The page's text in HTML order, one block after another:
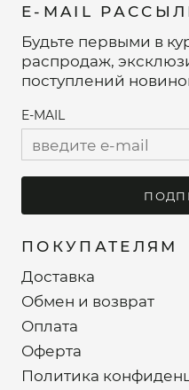
ПОКУПАТЕЛЯМ
Доставка
Обмен и возврат
Оплата
Оферта
Политика
E-MAIL
Будьте первыми в
распродаж,
поступлений
E-MAIL